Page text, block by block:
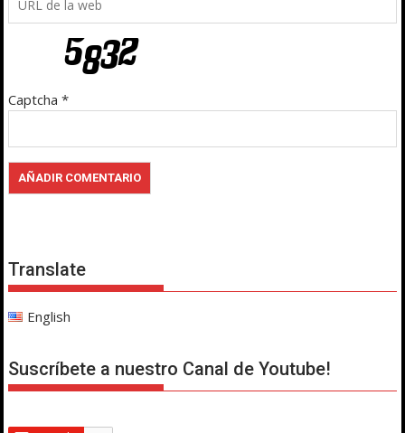
Captcha *
Translate
English
Suscríbete a nuestro Canal de Youtube!